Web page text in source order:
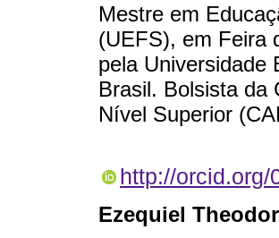
Mestre em
(UEFS), em Feira
pela Universidade
Brasil. Bolsista da
Nível Superior
http://orcid.org/
Ezequiel